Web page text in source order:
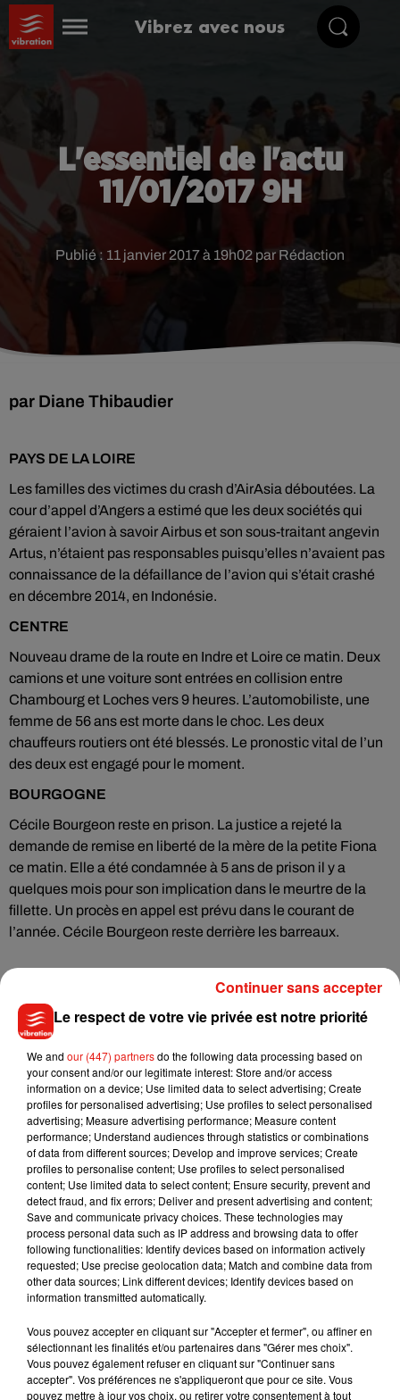
Vibrez avec nous
L'essentiel de l'actu
11/01/2017 9H
Publié : 11 janvier 2017 à 19h02 par Rédaction
par Diane Thibaudier
PAYS DE LA LOIRE
Les familles des victimes du crash d’AirAsia déboutées. La
cour d’appel d’Angers a estimé que les deux sociétés qui
géraient l’avion à savoir Airbus et son sous-traitant angevin
Artus, n’étaient pas responsables puisqu’elles n’avaient pas
connaissance de la défaillance de l’avion qui s’était crashé
en décembre 2014, en Indonésie.
CENTRE
Nouveau drame de la route en Indre et Loire ce matin. Deux
camions et une voiture sont entrées en collision entre
Chambourg et Loches vers 9 heures. L’automobiliste, une
femme de 56 ans est morte dans le choc. Les deux
chauffeurs routiers ont été blessés. Le pronostic vital de l’un
des deux est engagé pour le moment.
BOURGOGNE
Cécile Bourgeon reste en prison. La justice a rejeté la
demande de remise en liberté de la mère de la petite Fiona
ce matin. Elle a été condamnée à 5 ans de prison il y a
quelques mois pour son implication dans le meurtre de la
fillette. Un procès en appel est prévu dans le courant de
l’année. Cécile Bourgeon reste derrière les barreaux.
Musique
Julien Lieb s’essaye à la vie de chatelain
dans son nouveau clip
7 août 2026
Madonna sort enfin le remix de « Love
Sensation » avec Kylie Minogue
7 août 2026
dansant de l’année
Le respect de votre vie privée est notre priorité
We and our (447) partnersdo the following data processing based on
your consent and/or our legitimate interest: Store and/or access
information on a device; Use limited data to select advertising; Create
profiles for personalised advertising; Use profiles to select personalised
advertising; Measure advertising performance; Measure content
performance; Understand audiences through statistics or combinations
of data from different sources; Develop and improve services; Create
profiles to personalise content; Use profiles to select personalised
content; Use limited data to select content; Ensure security, prevent and
detect fraud, and fix errors; Deliver and present advertising and content;
Save and communicate privacy choices. These technologies may
process personal data such as IP address and browsing data to offer
following functionalities: Identify devices based on information actively
requested; Use precise geolocation data; Match and combine data from
other data sources; Link different devices; Identify devices based on
information transmitted automatically.
Vous pouvez accepter en cliquant sur "Accepter et fermer", ou affiner en
sélectionnant les finalités et/ou partenaires dans "Gérer mes choix".
Vous pouvez également refuser en cliquant sur "Continuer sans
accepter". Vos préférences ne s'appliqueront que pour ce site. Vous
pouvez mettre à jour vos choix, ou retirer votre consentement à tout
Continuer sans accepter